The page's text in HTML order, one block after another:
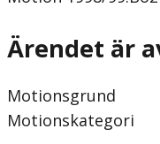
Ärendet är
Motionsgrund
Motionskategori